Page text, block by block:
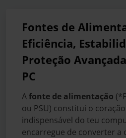
Fontes de
Eficiência,
Proteção
PC
Afonte de alimentação
ou PSU) constitui o
indispensável do teu
encarregue de converter a